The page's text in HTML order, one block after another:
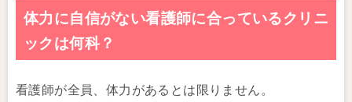
体力に自信がない看護師に合っているクリニ
ックは何科？
看護師が全員、体力があるとは限りません。